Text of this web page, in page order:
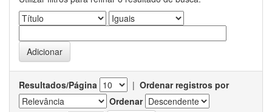
Resultados/Página | Ordenar registros por
Ordenar